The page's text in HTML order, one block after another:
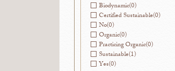
Biodynamic(0)
Certified Sustainable(0)
No(0)
Organic(0)
Practicing Organic(0)
Sustainable(1)
Yes(0)